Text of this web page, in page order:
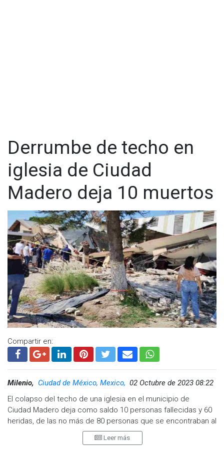
Derrumbe de techo en
iglesia de Ciudad
Madero deja 10 muertos
Compartir en:
Milenio, Ciudad de México, Mexico, 02 Octubre de 2023 08:22
El colapso del techo de una iglesia en el municipio de
Ciudad Madero deja como saldo 10 personas fallecidas y 60
heridas, de las no más de 80 personas que se encontraban al
interior del templo de la colonia Unidad Nacional cuando se
celebraba una misa de bautizo colectivo, confirmó el
Leer más